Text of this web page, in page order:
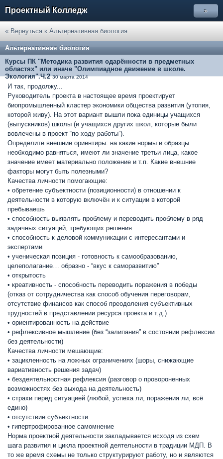
Проектный Колледж »
« Вернуться к Альтернативная биология
Альтернативная биология
Курсы ПК "Методика развития одарённости в предметных
областях" или иначе "Олимпиадное движение в школе.
Экология".Ч.2 30 марта 2014
И так, продолжу...
Руководитель проекта в настоящее время проектирует
биопромышленный кластер экономики общества развития (утопия,
которой живу). На этот вариант вышли пока единицы учащихся
(выпускников) школы (и учащихся других школ, которые были
вовлечены в проект “по ходу работы”).
Определите внешние ориентиры: на какие нормы и образцы
необходимо равняться, имеют ли значение третьи лица, какое
значение имеет материально положение и т.п. Какие внешние
факторы могут быть полезными?
Качества личности помогающие:
• обретение субъектности (позиционности) в отношении к
деятельности в которую включён и к ситуации в которой
пребываешь
• способность выявлять проблему и переводить проблему в ряд
задачных ситуаций, требующих решения
• способность к деловой коммуникации с интересантами и
экспертами
• ученическая позиция - готовность к самообразованию,
целеполагание… образно - “вкус к саморазвитию”
• открытость
• креативность - способность переводить поражения в победы
(отказ от сотрудничества как способ обучения переговорам,
отсутствие финансов как способ преодоления субъективных
трудностей в представлении ресурса проекта и т.д.)
• ориентированность на действие
• рефлексивное мышление (без “залипания” в состоянии рефлексии
без деятельности)
Качества личности мешающие:
• зацикленность на ложных ограничениях (шоры, снижающие
вариативность решения задач)
• бездеятельностная рефлексия (разговор о провороненных
возможностях без выхода на деятельность)
• страхи перед ситуацией (любой, успеха ли, поражения ли, всё
едино)
• отсутствие субъектности
• гипертрофированное самомнение
Норма проектной деятельности закладывается исходя из схем
шага развития и цикла проектной деятельности в традиции МДП. В
то же время схемы не только структурируют работу, но и являются